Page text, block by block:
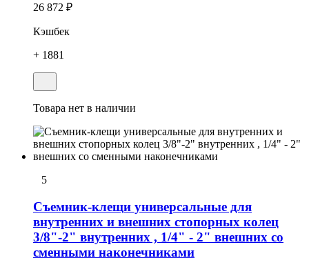
26 872 ₽
Кэшбек
+ 1881
Товара нет в наличии
5
Съемник-клещи универсальные для
внутренних и внешних стопорных колец
3/8"-2" внутренних , 1/4" - 2" внешних со
сменными наконечниками